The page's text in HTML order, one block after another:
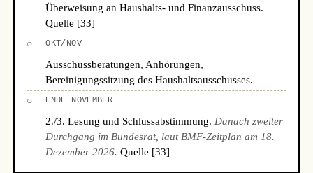
Überweisung an Haushalts- und Finanzausschuss.
Quelle [33]
○ OKT/NOV
Ausschussberatungen, Anhörungen,
Bereinigungssitzung des Haushaltsausschusses.
○ ENDE NOVEMBER
2./3. Lesung und Schlussabstimmung. Danach zweiter
Durchgang im Bundesrat, laut BMF-Zeitplan am 18.
Dezember 2026. Quelle [33]